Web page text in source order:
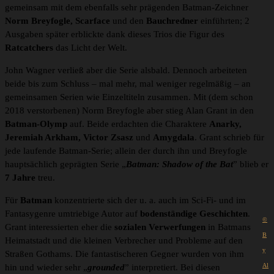
gemeinsam mit dem ebenfalls sehr prägenden Batman-Zeichner
Norm Breyfogle, Scarface und den Bauchredner einführten; 2
Ausgaben später erblickte dank dieses Trios die Figur des
Ratcatchers das Licht der Welt.
John Wagner verließ aber die Serie alsbald. Dennoch arbeiteten
beide bis zum Schluss – mal mehr, mal weniger regelmäßig – an
gemeinsamen Serien wie Einzeltiteln zusammen. Mit (dem schon
2018 verstorbenen) Norm Breyfogle aber stieg Alan Grant in den
Batman-Olymp auf. Beide erdachten die Charaktere Anarky,
Jeremiah Arkham, Victor Zsasz und Amygdala. Grant schrieb für
jede laufende Batman-Serie; allein der durch ihn und Breyfogle
hauptsächlich geprägten Serie „ Batman: Shadow of the Bat” blieb er
7 Jahre treu.
©
B
y
Al
Für Batman konzentrierte sich der u. a. auch im Sci-Fi- und im
Fantasygenre umtriebige Autor auf bodenständige Geschichten.
Grant interessierten eher die sozialen Verwerfungen in Batmans
Heimatstadt und die kleinen Verbrecher und Probleme auf den
Straßen Gothams. Die fantastischeren Gegner wurden von ihm
hin und wieder sehr „grounded” interpretiert. Bei diesen